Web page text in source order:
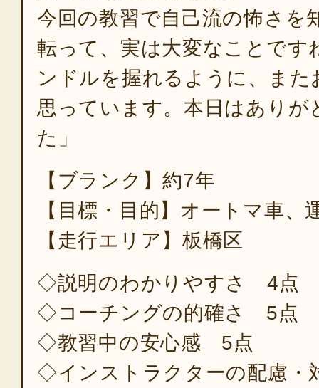
今回の教習で自己流の怖さを
転って、実は大変なことです
ンドルを握れるように、また
思っています。本日はありが
た」
【ブランク】約7年
【目標・目的】オートマ車、
【走行エリア】板橋区
◇説明のわかりやすさ 4点
◇コーチングの的確さ 5点
◇教習中の安心感 5点
◇インストラクターの配慮